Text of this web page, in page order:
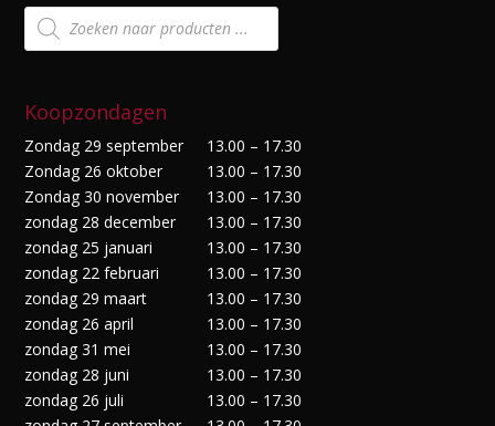
Producten
zoeken
Koopzondagen
Zondag 29 september
13.00 – 17.30
Zondag 26 oktober
13.00 – 17.30
Zondag 30 november
13.00 – 17.30
zondag 28 december
13.00 – 17.30
zondag 25 januari
13.00 – 17.30
zondag 22 februari
13.00 – 17.30
zondag 29 maart
13.00 – 17.30
zondag 26 april
13.00 – 17.30
zondag 31 mei
13.00 – 17.30
zondag 28 juni
13.00 – 17.30
zondag 26 juli
13.00 – 17.30